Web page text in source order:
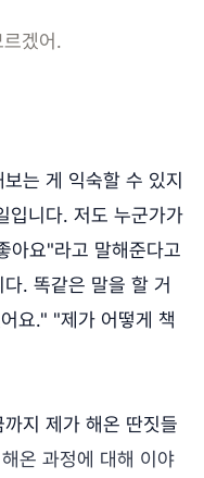
겠어.
는 게 익숙할 수 있지
입니다. 저도 누군가가
아요"라고 말해준다고
. 똑같은 말을 할 거
요." "제가 어떻게 책
지 제가 해온 딴짓들
온 과정에 대해 이야